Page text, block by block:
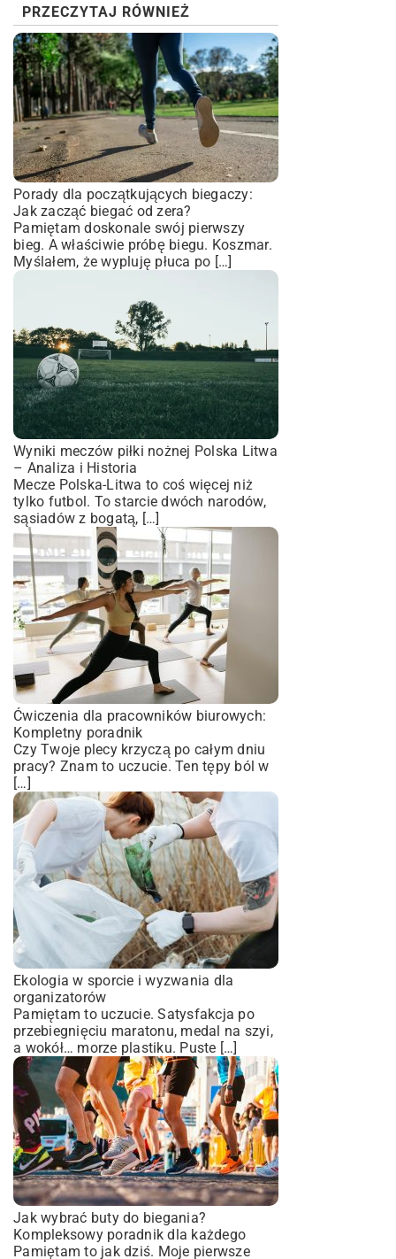
PRZECZYTAJ RÓWNIEŻ
Porady dla początkujących biegaczy:
Jak zacząć biegać od zera?
Pamiętam doskonale swój pierwszy
bieg. A właściwie próbę biegu. Koszmar.
Myślałem, że wypluję płuca po […]
Wyniki meczów piłki nożnej Polska Litwa
– Analiza i Historia
Mecze Polska-Litwa to coś więcej niż
tylko futbol. To starcie dwóch narodów,
sąsiadów z bogatą, […]
Ćwiczenia dla pracowników biurowych:
Kompletny poradnik
Czy Twoje plecy krzyczą po całym dniu
pracy? Znam to uczucie. Ten tępy ból w
[…]
Ekologia w sporcie i wyzwania dla
organizatorów
Pamiętam to uczucie. Satysfakcja po
przebiegnięciu maratonu, medal na szyi,
a wokół… morze plastiku. Puste […]
Jak wybrać buty do biegania?
Kompleksowy poradnik dla każdego
Pamiętam to jak dziś. Moje pierwsze